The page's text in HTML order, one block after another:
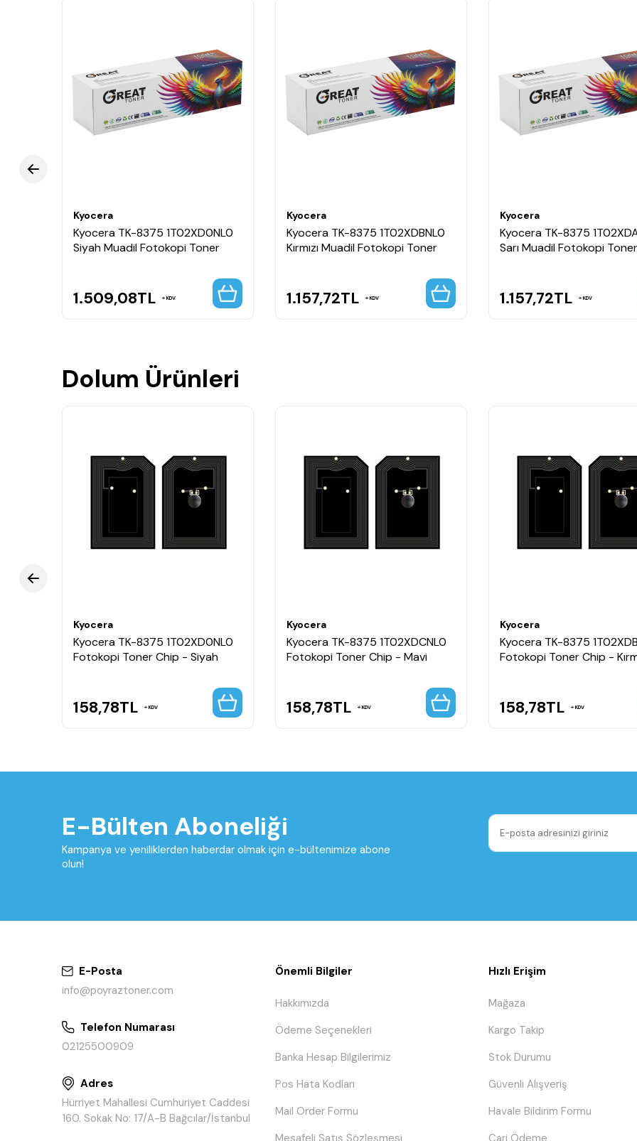
Kyocera
Kyocera TK-8375 1T02XD0NL0
Siyah Muadil Fotokopi Toner
1.509,08TL KDV
Kyocera
Kyocera TK-8375 1T02XDBNL0
Kırmızı Muadil Fotokopi Toner
1.157,72TL KDV
Kyocera
Kyocera TK-8375
Sarı Muadil Fotokopi Toner
1.157,72TL KDV
Dolum Ürünleri
Kyocera
Kyocera TK-8375 1T02XD0NL0
Fotokopi Toner Chip - Siyah
158,78TL KDV
Kyocera
Kyocera TK-8375 1T02XDCNL0
Fotokopi Toner Chip - Mavi
158,78TL KDV
Kyocera
Kyocera TK-8375
Fotokopi Toner Chip -
158,78TL KDV
E-Bülten Aboneliği
Kampanya ve yeniliklerden haberdar olmak için e-bültenimize abone
olun!
E-Posta
info@poyraztoner.com
Telefon Numarası
02125500909
Adres
Hürriyet Mahallesi Cumhuriyet Caddesi
160. Sokak No: 17/A-B Bağcılar/İstanbul
Önemli Bilgiler
Hakkımızda
Ödeme Seçenekleri
Banka Hesap Bilgilerimiz
Pos Hata Kodları
Mail Order Formu
Hızlı Erişim
Mağaza
Kargo Takip
Stok Durumu
Güvenli Alışveriş
Havale Bildirim Formu